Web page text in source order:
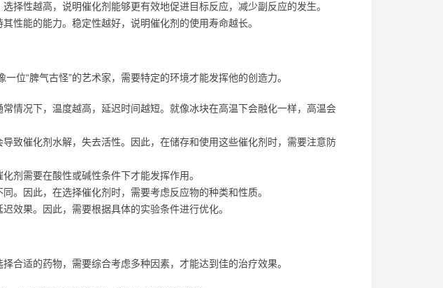
择性越高，说明催化剂能够更有效地促进目标反应，减少副反应的发生。
性能的能力。稳定性越好，说明催化剂的使用寿命越长。
位“脾气古怪”的艺术家，需要特定的环境才能发挥他的创造力。
情况下，温度越高，延迟时间越短。就像冰块在高温下会融化一样，高温会
致催化剂水解，失去活性。因此，在储存和使用这些催化剂时，需要注意防
剂需要在酸性或碱性条件下才能发挥作用。
。因此，在选择催化剂时，需要考虑反应物的种类和性质。
效果。因此，需要根据具体的实验条件进行优化。
合适的药物，需要综合考虑多种因素，才能达到佳的治疗效果。